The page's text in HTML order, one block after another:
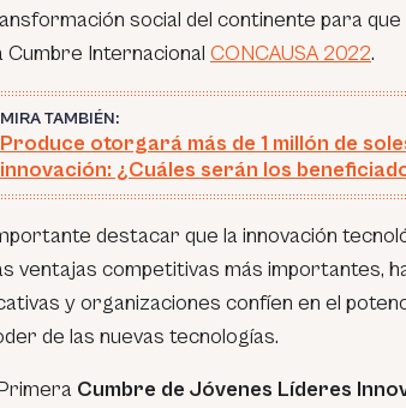
social del continente para
Cumbre Internacional CONCAUSA 2022.
MIRA TAMBIÉN:
Produce otorgará más de 1 millón de
innovación: ¿Cuáles serán los
destacar que la innovación
ventajas competitivas más importantes,
y organizaciones confíen en el
de las nuevas tecnologías.
Cumbre de Jóvenes Líderes